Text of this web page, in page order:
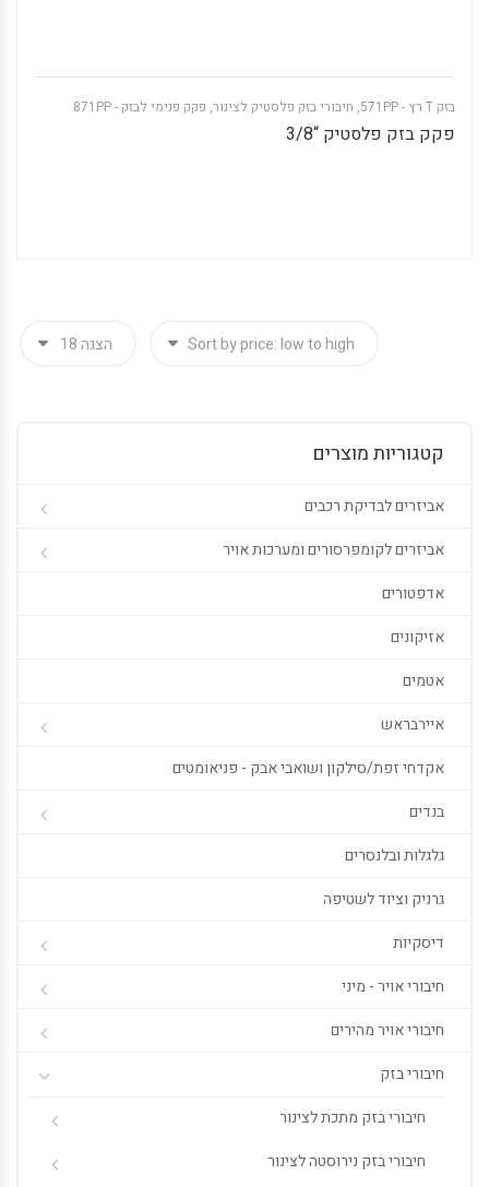
בזק T רץ - 571PP , חיבורי בזק פלסטיק לצינור, פקק פנימי לבזק - 871PP
פקק בזק פלסטיק “3/8
קטגוריות מוצרים
אביזרים לבדיקת רכבים
אביזרים לקומפרסורים ומערכות אויר
אדפטורים
אזיקונים
אטמים
איירבראש
אקדחי זפת/סילקון ושואבי אבק - פניאומטים
בנדים
גלגלות ובלנסרים
גרניק וציוד לשטיפה
דיסקיות
חיבורי אויר - מיני
חיבורי אויר מהירים
חיבורי בזק
חיבורי בזק מתכת לצינור
חיבורי בזק נירוסטה לצינור